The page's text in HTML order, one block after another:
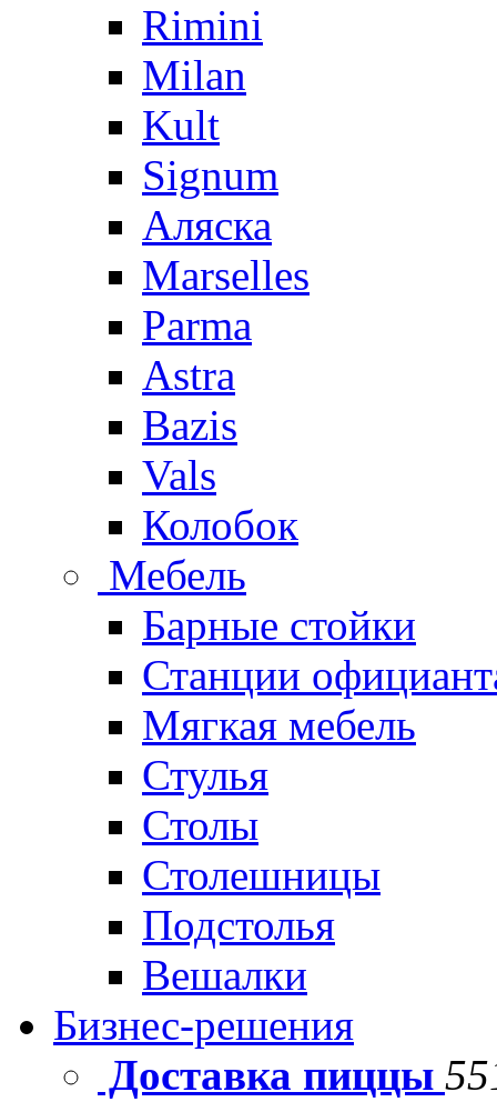
Rimini
Milan
Kult
Signum
Аляска
Marselles
Parma
Astra
Bazis
Vals
Колобок
Мебель
Барные стойки
Станции
Мягкая мебель
Стулья
Столы
Столешницы
Подстолья
Вешалки
Бизнес-решения
Доставка пиццы